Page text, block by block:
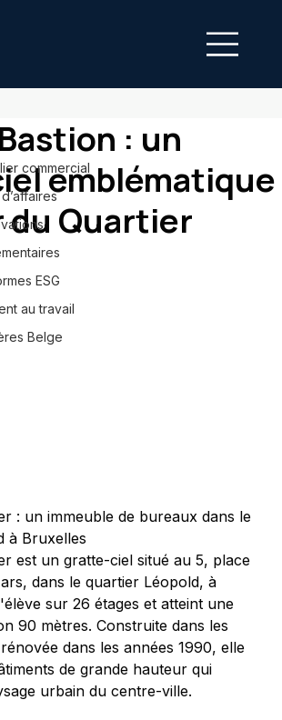
commercial
ESG
au travail
Belge
: un
emblématique
Quartier
: un immeuble de bureaux dans le
à Bruxelles
est un gratte-ciel situé au 5, place
dans le quartier Léopold, à
sur 26 étages et atteint une
90 mètres. Construite dans les
dans les années 1990, elle
de grande hauteur qui
urbain du centre-ville.